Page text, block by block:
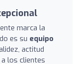
marca la
es su equipo
actitud
los clientes